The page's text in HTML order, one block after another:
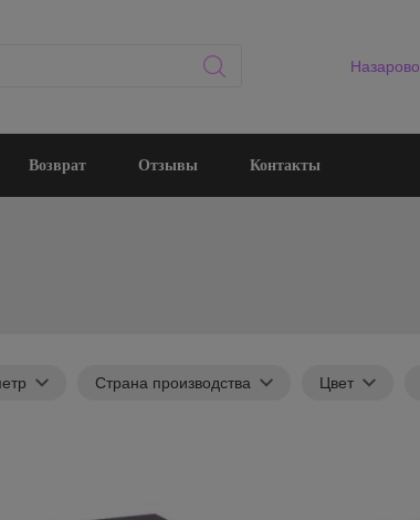
Назарово
Возврат Отзывы Контакты
Страна производства Цвет